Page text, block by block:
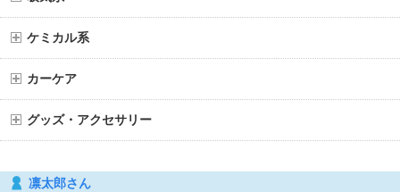
ケミカル系
カーケア
グッズ・アクセサリー
凛太郎さん